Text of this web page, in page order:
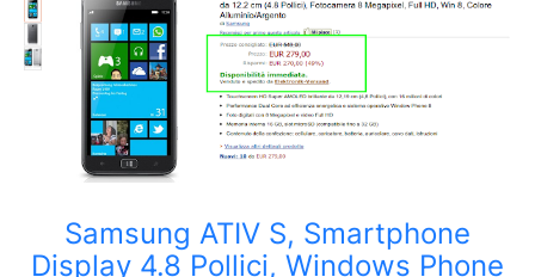
Samsung ATIV S, Smartphone
Display 4.8 Pollici, Windows Phone